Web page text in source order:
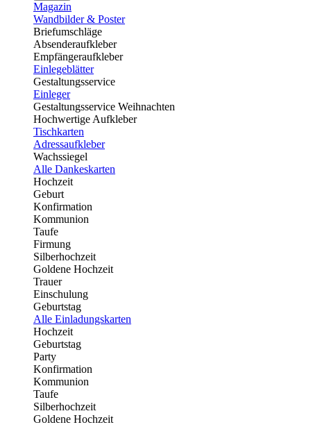
Magazin
Wandbilder & Poster
Briefumschläge
Absenderaufkleber
Empfängeraufkleber
Einlegeblätter
Gestaltungsservice
Einleger
Gestaltungsservice Weihnachten
Hochwertige Aufkleber
Tischkarten
Adressaufkleber
Wachssiegel
Alle Dankeskarten
Hochzeit
Geburt
Konfirmation
Kommunion
Taufe
Firmung
Silberhochzeit
Goldene Hochzeit
Trauer
Einschulung
Geburtstag
Alle Einladungskarten
Hochzeit
Geburtstag
Party
Konfirmation
Kommunion
Taufe
Silberhochzeit
Goldene Hochzeit